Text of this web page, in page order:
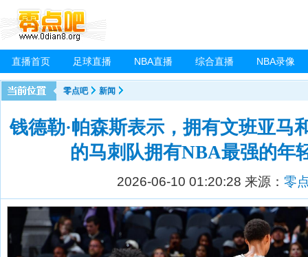
直播首页 足球直播 NBA直播 综合直播 NBA录像
零点吧 新闻
钱德勒·帕森斯表示，拥有文班亚马
的马刺队拥有NBA最强的年
2026-06-10 01:20:28 来源： 零